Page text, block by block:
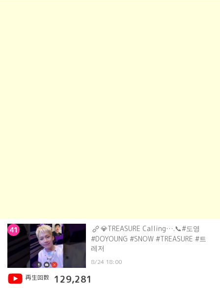
41
💎TREASURE Calling….📞#도영
#DOYOUNG #SNOW #TREASURE #트
레저
8/24 18:00
再生回数
129,281